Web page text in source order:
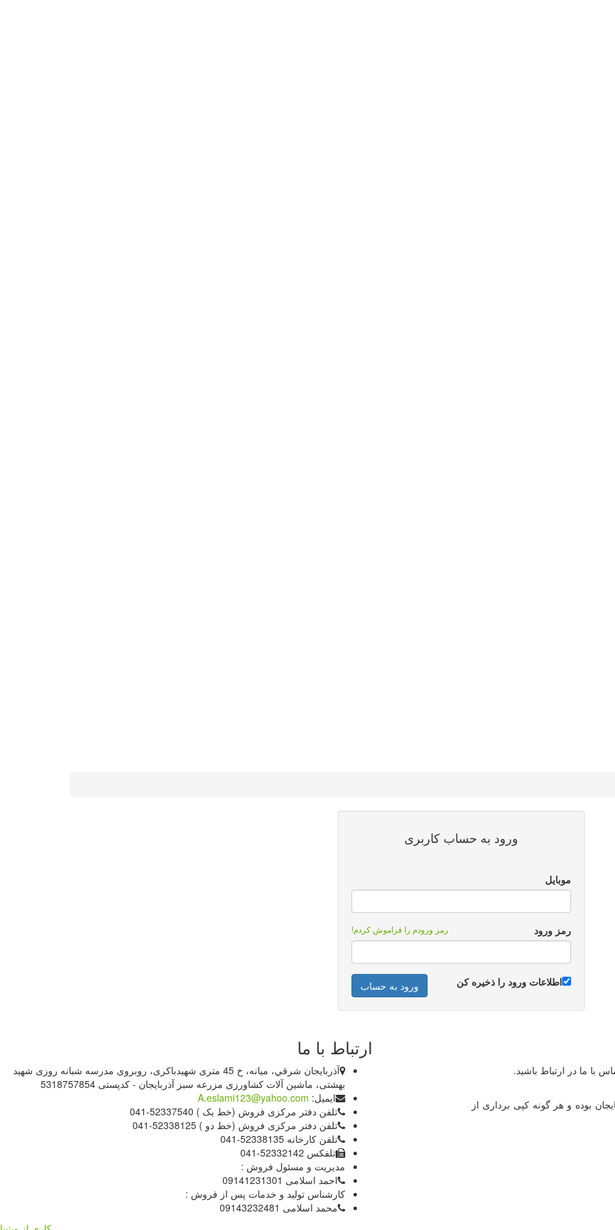
ورود به حساب کاربری
موبایل
رمز ورود رمز ورودم را فراموش کردم!
اطلاعات ورود را ذخیره کن
با ما در ارتباط باشید.
بوده و هر گونه کپی برداری از
ارتباط با ما
آذربايجان شرقي، ميانه، خ 45 متری شهیدباکری، روبروی مدرسه شبانه روزی شهید
بهشتی، ماشین آلات کشاورزی مزرعه سبز آذربایجان - کدپستی 5318757854
ایمیل: A.eslami123@yahoo.com
تلفن دفتر مرکزی فروش (خط یک ) 52337540-041
تلفن دفتر مرکزی فروش (خط دو ) 52338125-041
تلفن کارخانه 52338135-041
تلفکس 52332142-041
مدیریت و مسئول فروش :
احمد اسلامی 09141231301
کارشناس تولید و خدمات پس از فروش :
محمد اسلامی 09143232481